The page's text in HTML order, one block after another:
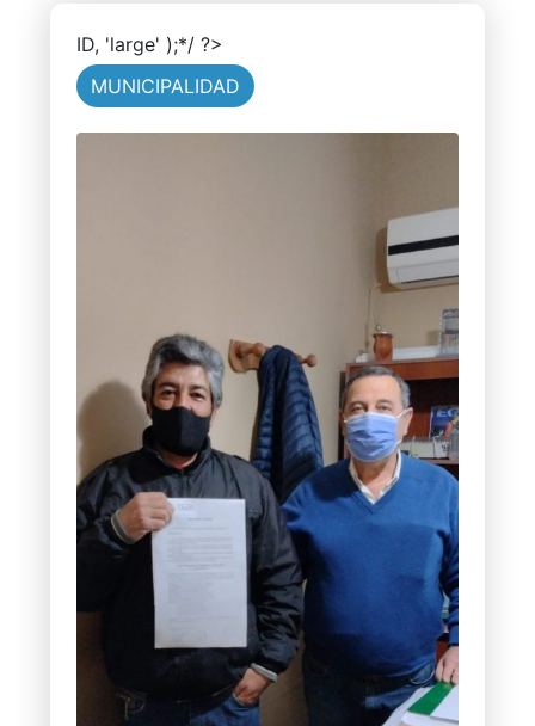
ID, 'large' );*/ ?>
MUNICIPALIDAD